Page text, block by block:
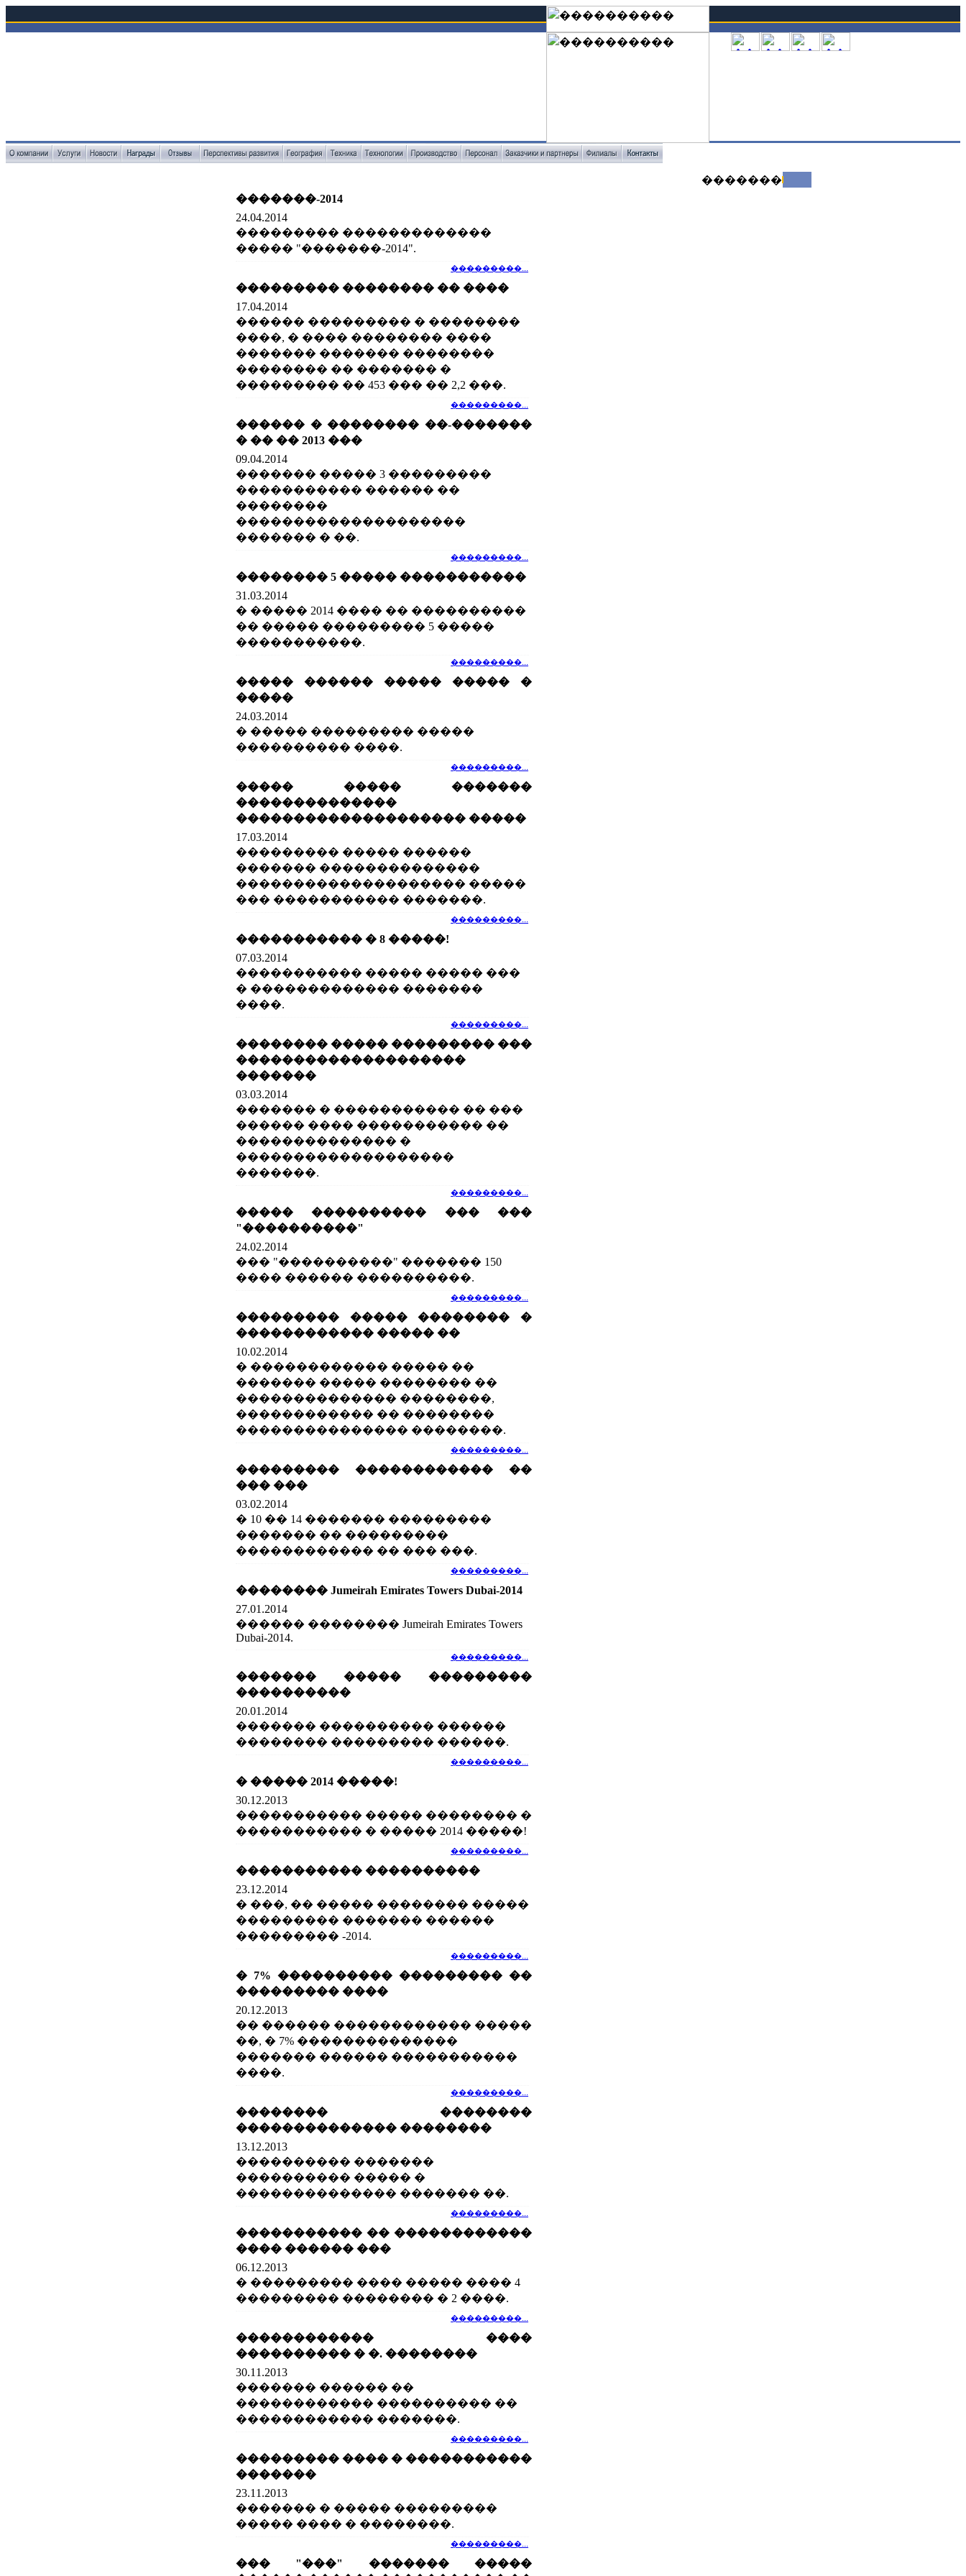
�������
�������-2014
24.04.2014
��������� �������������
����� "�������-2014".
���������...
��������� �������� �� ����
17.04.2014
������ ��������� � ��������
����, � ���� �������� ����
������� ������� ��������
�������� �� ������� �
��������� �� 453 ��� �� 2,2 ���.
���������...
������ � �������� ��-�������
� �� �� 2013 ���
09.04.2014
������� ����� 3 ���������
����������� ������ ��
��������
��������������������
������� � ��.
���������...
�������� 5 ����� �����������
31.03.2014
� ����� 2014 ���� �� ����������
�� ����� ��������� 5 �����
�����������.
���������...
����� ������ ����� ����� �
�����
24.03.2014
� ����� ��������� �����
���������� ����.
���������...
����� ����� �������
��������������
�������������������� �����
17.03.2014
��������� ����� ������
������� ��������������
�������������������� �����
��� ����������� �������.
���������...
����������� � 8 �����!
07.03.2014
����������� ����� ����� ���
� ������������� �������
����.
���������...
�������� ����� ��������� ���
��������������������
�������
03.03.2014
������� � ����������� �� ���
������ ���� ����������� ��
�������������� �
�������������������
�������.
���������...
����� ���������� ��� ���
"����������"
24.02.2014
��� "����������" ������� 150
���� ������ ����������.
���������...
��������� ����� �������� �
������������ ����� ��
10.02.2014
� ������������ ����� ��
������� ����� �������� ��
�������������� ��������,
������������ �� ��������
��������������� ��������.
���������...
��������� ������������ ��
��� ���
03.02.2014
� 10 �� 14 ������� ���������
������� �� ���������
������������ �� ��� ���.
���������...
�������� Jumeirah Emirates Towers Dubai-2014
27.01.2014
������ �������� Jumeirah Emirates Towers
Dubai-2014.
���������...
������� ����� ���������
����������
20.01.2014
������� ���������� ������
�������� ��������� ������.
���������...
� ����� 2014 �����!
30.12.2013
����������� ����� �������� �
����������� � ����� 2014 �����!
���������...
����������� ����������
23.12.2014
� ���, �� ����� �������� �����
��������� ������� ������
��������� -2014.
���������...
� 7% ���������� ��������� ��
��������� ����
20.12.2013
�� ������ ������������ �����
��, � 7% ��������������
������� ������ �����������
����.
���������...
�������� ��������
�������������� ��������
13.12.2013
���������� �������
���������� ����� �
�������������� ������� ��.
���������...
����������� �� ������������
���� ������ ���
06.12.2013
� ��������� ���� ����� ���� 4
��������� �������� � 2 ����.
���������...
������������ ����
���������� � �. ��������
30.11.2013
������� ������ ��
������������ ���������� ��
������������ �������.
���������...
��������� ���� � �����������
�������
23.11.2013
������� � ����� ���������
����� ���� � ��������.
���������...
��� "���" ������� �����